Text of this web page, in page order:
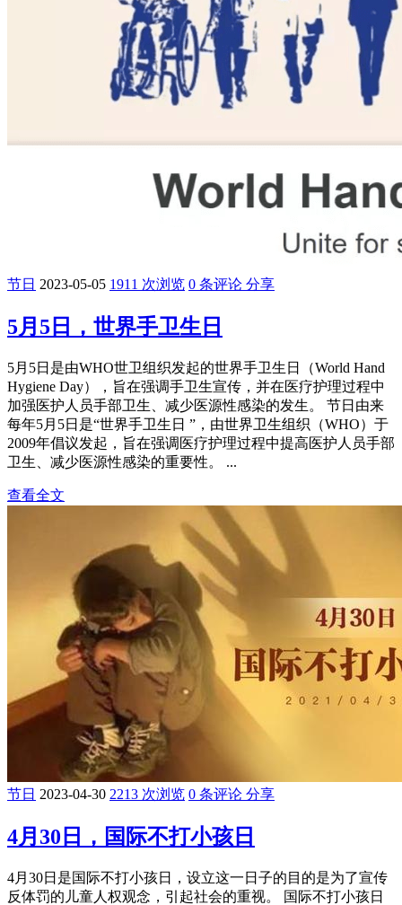
节日 2023-05-05 1911 次浏览 0 条评论 分享
5月5日，世界手卫生日
5月5日是由WHO世卫组织发起的世界手卫生日（World Hand
Hygiene Day），旨在强调手卫生宣传，并在医疗护理过程中
加强医护人员手部卫生、减少医源性感染的发生。 节日由来
每年5月5日是“世界手卫生日 ”，由世界卫生组织（WHO）于
2009年倡议发起，旨在强调医疗护理过程中提高医护人员手部
卫生、减少医源性感染的重要性。 ...
查看全文
节日 2023-04-30 2213 次浏览 0 条评论 分享
4月30日，国际不打小孩日
4月30日是国际不打小孩日，设立这一日子的目的是为了宣传
反体罚的儿童人权观念，引起社会的重视。 国际不打小孩日